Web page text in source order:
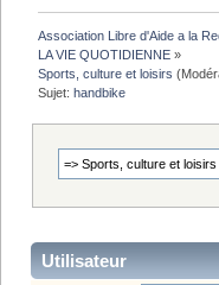
Association Libre d'Aide a la
LA VIE QUOTIDIENNE »
Sports, culture et loisirs
Sujet: handbike
Utilisateur